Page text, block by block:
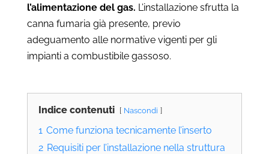
l’alimentazione del gas. L’installazione sfrutta la
canna fumaria già presente, previo
adeguamento alle normative vigenti per gli
impianti a combustibile gassoso.
Indice contenuti Nascondi
1 Come funziona tecnicamente l’inserto
2 Requisiti per l’installazione nella struttura